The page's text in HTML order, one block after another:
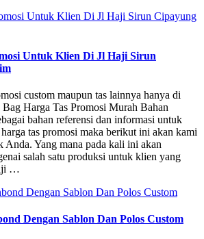
Untuk Klien Di Jl Haji Sirun
custom maupun tas lainnya hanya di
Harga Tas Promosi Murah Bahan
bahan referensi dan informasi untuk
tas promosi maka berikut ini akan kami
Anda. Yang mana pada kali ini akan
salah satu produksi untuk klien yang
…
Dengan Sablon Dan Polos Custom